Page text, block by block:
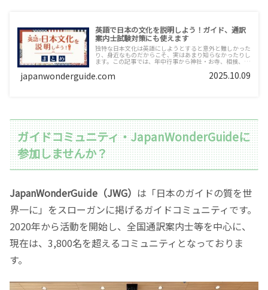
英語で日本の文化を説明しよう！ガイド、通訳
案内士試験対策にも使えます
独特な日本文化は英語にしようとすると意外と難しかった
り、身近なものだからこそ、実はあまり知らなかったりし
ます。この記事では、年中行事から神社・お寺、相撲、温
japanwonderguide.com 2025.10.09
ガイドコミュニティ・JapanWonderGuideに
参加しませんか？
JapanWonderGuide（JWG） は「日本のガイドの質を世
界一に」をスローガンに掲げるガイドコミュニティです。
2020年から活動を開始し、全国通訳案内士等を中心に、
現在は、3,800名を超えるコミュニティとなっておりま
す。